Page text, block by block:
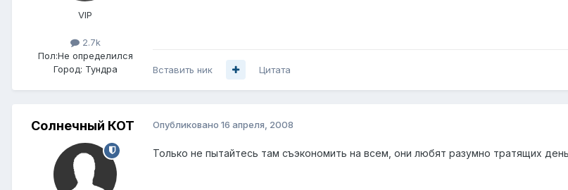
VIP
2.7k
Пол:Не определился
Город: Тундра Вставить ник Цитата
Солнечный КОТ Опубликовано 16 апреля, 2008
Только не пытайтесь там съэкономить на всем, они любят разумно тратящих